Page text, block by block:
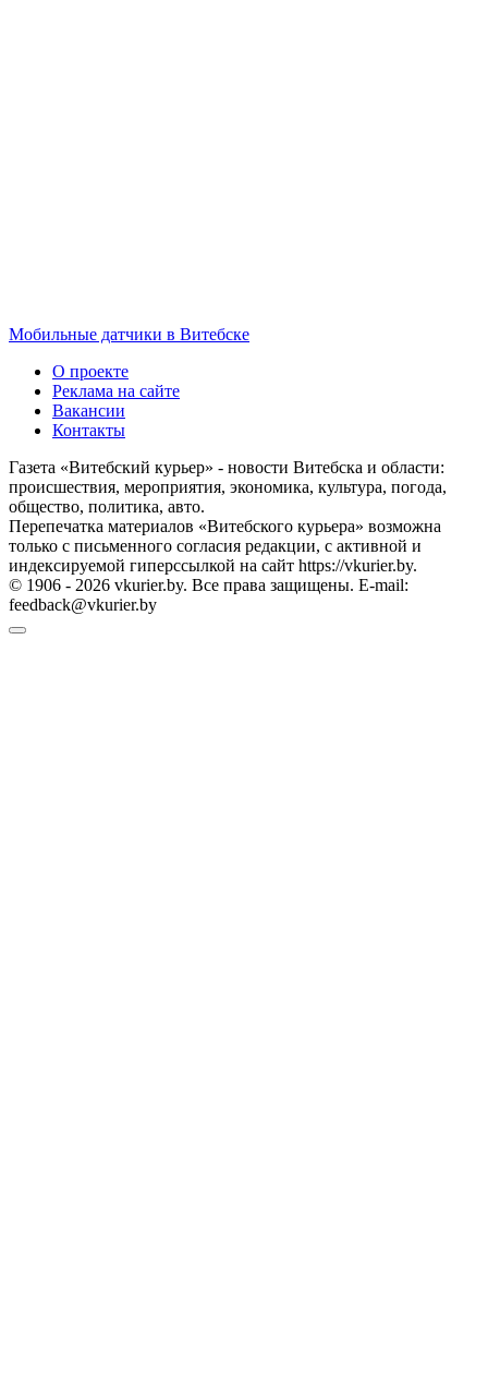
Мобильные датчики в Витебске
О проекте
Реклама на сайте
Вакансии
Контакты
Газета «Витебский курьер» - новости Витебска и области:
происшествия, мероприятия, экономика, культура, погода,
общество, политика, авто.
Перепечатка материалов «Витебского курьера» возможна
только с письменного согласия редакции, с активной и
индексируемой гиперссылкой на сайт https://vkurier.by.
© 1906 - 2026 vkurier.by. Все права защищены. E-mail:
feedback@vkurier.by